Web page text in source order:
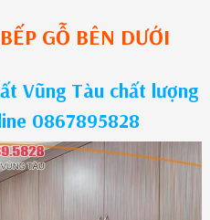
GỖ BÊN DƯỚI
Vũng Tàu chất lượng
0867895828